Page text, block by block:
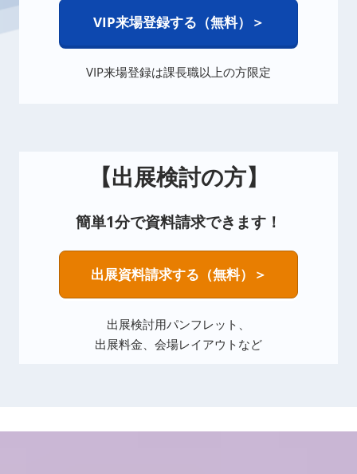
VIP来場登録する（無料）＞
VIP来場登録は課長職以上の方限定
【出展検討の方】
簡単1分で資料請求できます！
出展資料請求する（無料）＞
出展検討用パンフレット、
出展料金、会場レイアウトなど